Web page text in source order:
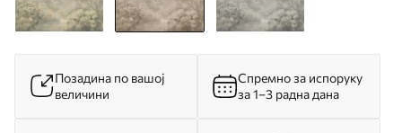
Позадина по вашој
величини
Спремно за испоруку
за 1–3 радна дана